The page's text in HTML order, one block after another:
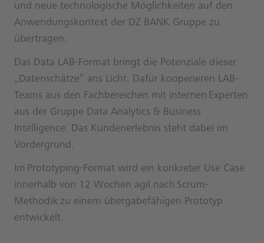
und neue technologische Möglichkeiten auf den
Anwendungskontext der DZ BANK Gruppe zu
übertragen.
Das Data LAB-Format bringt die Potenziale dieser
„Datenschätze“ ans Licht. Dafür kooperieren LAB-
Teams aus den Fachbereichen mit internen Experten
aus der Gruppe Data Analytics & Business
Intelligence. Das Kundenerlebnis steht dabei im
Vordergrund.
Im Prototyping-Format wird ein konkreter Use Case
innerhalb von 12 Wochen agil nach Scrum-
Methodik zu einem übergabefähigen Prototyp
entwickelt.